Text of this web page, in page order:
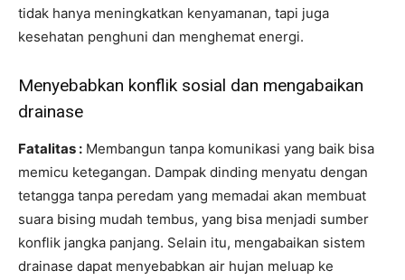
tidak hanya meningkatkan kenyamanan, tapi juga
kesehatan penghuni dan menghemat energi.
Menyebabkan konflik sosial dan mengabaikan
drainase
Fatalitas : Membangun tanpa komunikasi yang baik bisa
memicu ketegangan. Dampak dinding menyatu dengan
tetangga tanpa peredam yang memadai akan membuat
suara bising mudah tembus, yang bisa menjadi sumber
konflik jangka panjang. Selain itu, mengabaikan sistem
drainase dapat menyebabkan air hujan meluap ke